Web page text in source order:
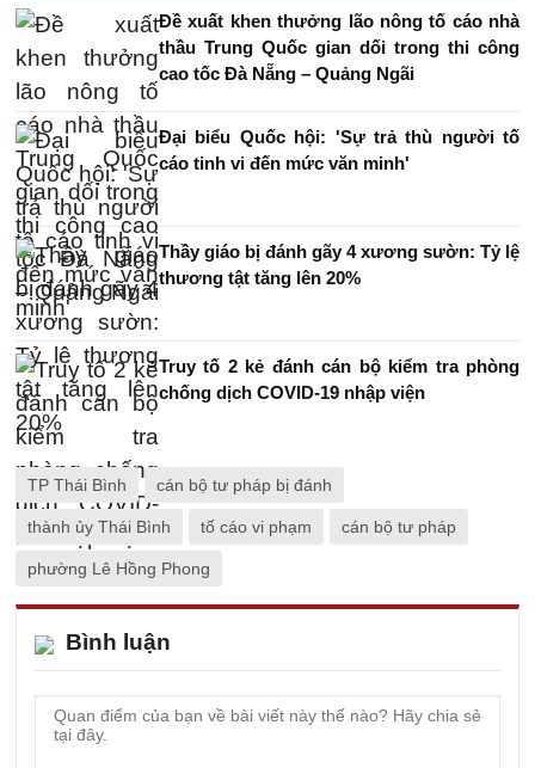
Đề xuất khen thưởng lão nông tố cáo nhà
thầu Trung Quốc gian dối trong thi công
cao tốc Đà Nẵng – Quảng Ngãi
Đại biểu Quốc hội: 'Sự trả thù người tố
cáo tinh vi đến mức văn minh'
Thầy giáo bị đánh gãy 4 xương sườn: Tỷ lệ
thương tật tăng lên 20%
Truy tố 2 kẻ đánh cán bộ kiểm tra phòng
chống dịch COVID-19 nhập viện
TP Thái Bình cán bộ tư pháp bị đánh
thành ủy Thái Bình tố cáo vi phạm cán bộ tư pháp
phường Lê Hồng Phong
Bình luận